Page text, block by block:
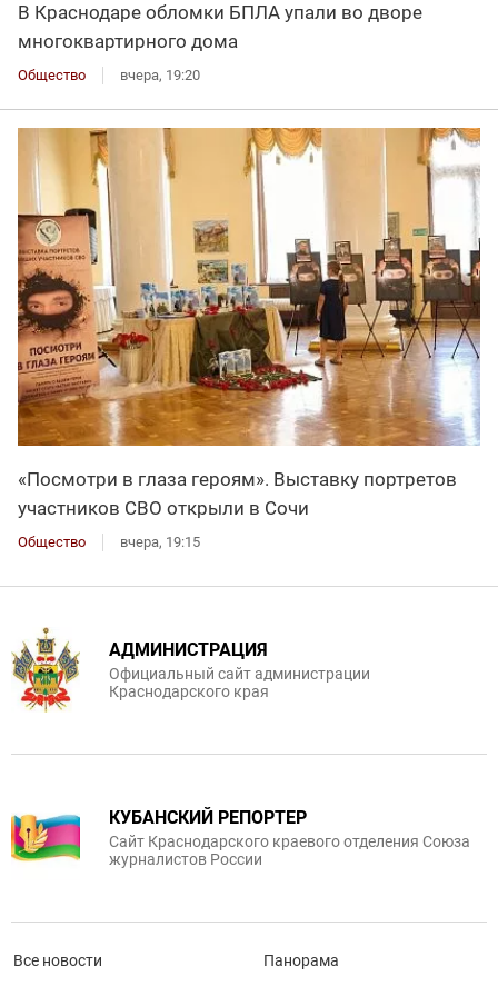
В Краснодаре обломки БПЛА упали во дворе
многоквартирного дома
Общество вчера, 19:20
«Посмотри в глаза героям». Выставку портретов
участников СВО открыли в Сочи
Общество вчера, 19:15
АДМИНИСТРАЦИЯ
Официальный сайт администрации
Краснодарского края
КУБАНСКИЙ РЕПОРТЕР
Сайт Краснодарского краевого отделения Союза
журналистов России
Все новости Панорама